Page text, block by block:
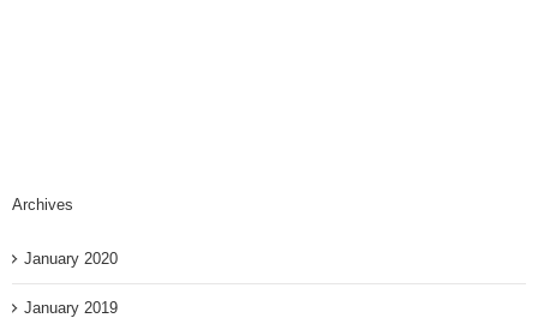
Archives
January 2020
January 2019